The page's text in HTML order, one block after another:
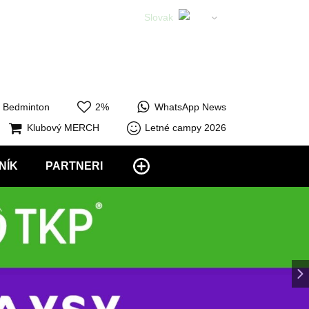
Slovak
PARTNERI
Bedminton 2%
WhatsApp News
Klubový MERCH
Letné campy 2026